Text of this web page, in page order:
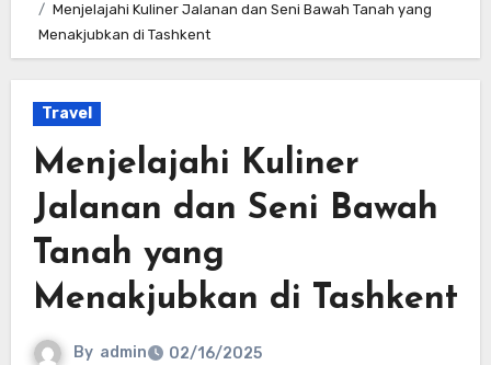
Menjelajahi Kuliner Jalanan dan Seni Bawah Tanah yang
Menakjubkan di Tashkent
Travel
Menjelajahi Kuliner
Jalanan dan Seni Bawah
Tanah yang
Menakjubkan di Tashkent
By admin
02/16/2025